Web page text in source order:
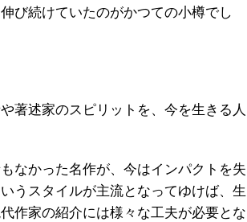
び続けていたのがかつての小樽でし
著述家のスピリットを、今を生きる人
なかった名作が、今はインパクトを失
うスタイルが主流となってゆけば、生
作家の紹介には様々な工夫が必要とな